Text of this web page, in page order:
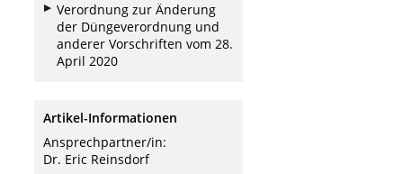
Verordnung zur Änderung
der Düngeverordnung und
anderer Vorschriften vom 28.
April 2020
Artikel-Informationen
Ansprechpartner/in:
Dr. Eric Reinsdorf